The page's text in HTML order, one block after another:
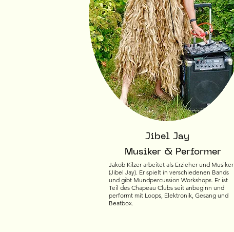
Jibel Jay
Musiker & Performer
Jakob Kilzer arbeitet als Erzieher und Musiker
(Jibel Jay). Er spielt in verschiedenen Bands
und gibt Mundpercussion Workshops. Er ist
Teil des Chapeau Clubs seit anbeginn und
performt mit Loops, Elektronik, Gesang und
Beatbox.